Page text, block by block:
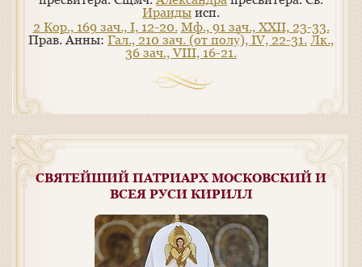
Ираиды исп.
2 Кор., 169 зач., I, 12-20. Мф., 91 зач., XXII, 23-33.
Прав. Анны: Гал., 210 зач. (от полу́), IV, 22-31. Лк.,
36 зач., VIII, 16-21.
СВЯТЕЙШИЙ ПАТРИАРХ МОСКОВСКИЙ И
ВСЕЯ РУСИ КИРИЛЛ